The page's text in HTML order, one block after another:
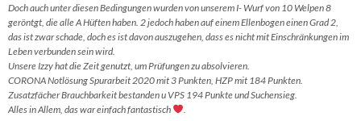
Doch auch unter diesen Bedingungen wurden von unserem I- Wurf von 10 Welpen 8
geröntgt, die alle A Hüften haben. 2 jedoch haben auf einem Ellenbogen einen Grad 2,
das ist zwar schade, doch es ist davon auszugehen, dass es nicht mit Einschränkungen im
Leben verbunden sein wird.
Unsere Izzy hat die Zeit genutzt, um Prüfungen zu absolvieren.
CORONA Notlösung Spurarbeit 2020 mit 3 Punkten, HZP mit 184 Punkten.
Zusatzfächer Brauchbarkeit bestanden u VPS 194 Punkte und Suchensieg.
Alles in Allem, das war einfach fantastisch